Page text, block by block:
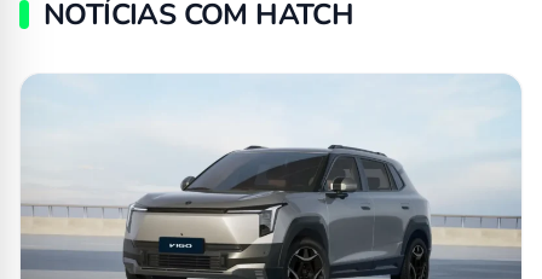
NOTÍCIAS COM HATCH